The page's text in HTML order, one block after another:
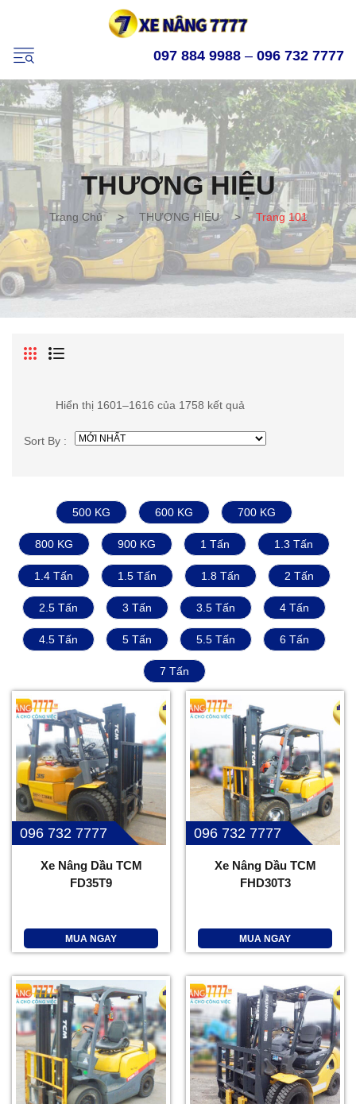
097 884 9988 – 096 732 7777
THƯƠNG HIỆU
Trang Chủ > THƯƠNG HIỆU > Trang 101
Hiển thị 1601–1616 của 1758 kết quả
Sort By :
500 KG 600 KG 700 KG
800 KG 900 KG 1 Tấn 1.3 Tấn
1.4 Tấn 1.5 Tấn 1.8 Tấn 2 Tấn
2.5 Tấn 3 Tấn 3.5 Tấn 4 Tấn
4.5 Tấn 5 Tấn 5.5 Tấn 6 Tấn
7 Tấn
096 732 7777
Xe Nâng Dầu TCM
FD35T9
MUA NGAY
096 732 7777
Xe Nâng Dầu TCM
FHD30T3
MUA NGAY